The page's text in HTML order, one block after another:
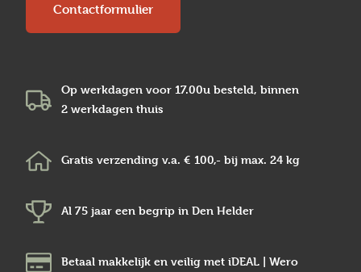
Contactformulier
Op werkdagen voor 17.00u besteld, binnen
2 werkdagen thuis
Gratis verzending v.a. € 100,- bij max. 24 kg
Al 75 jaar een begrip in Den Helder
Betaal makkelijk en veilig met iDEAL | Wero